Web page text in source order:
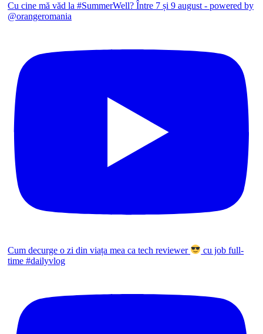
Cu cine mă văd la #SummerWell? Între 7 și 9 august - powered by
@orangeromania
Cum decurge o zi din viața mea ca tech reviewer
cu job full-
time #dailyvlog